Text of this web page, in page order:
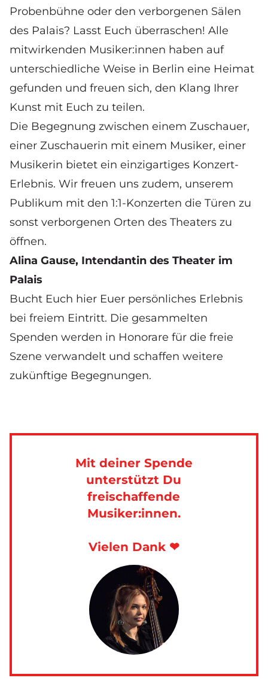
Probenbühne oder den verborgenen Sälen
des Palais? Lasst Euch überraschen! Alle
mitwirkenden Musiker:innen haben auf
unterschiedliche Weise in Berlin eine Heimat
gefunden und freuen sich, den Klang Ihrer
Kunst mit Euch zu teilen.
Die Begegnung zwischen einem Zuschauer,
einer Zuschauerin mit einem Musiker, einer
Musikerin bietet ein einzigartiges Konzert-
Erlebnis. Wir freuen uns zudem, unserem
Publikum mit den 1:1-Konzerten die Türen zu
sonst verborgenen Orten des Theaters zu
öffnen.
Alina Gause, Intendantin des Theater im
Palais
Bucht Euch hier Euer persönliches Erlebnis
bei freiem Eintritt. Die gesammelten
Spenden werden in Honorare für die freie
Szene verwandelt und schaffen weitere
zukünftige Begegnungen.
Mit deiner Spende
unterstützt Du
freischaffende
Musiker:innen.
Vielen Dank ❤